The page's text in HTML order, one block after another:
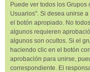
Puede ver todos los
Usuarios". Si desea unirse
el botón apropiado. No
algunos requieren
algunos son ocultos. Si el
haciendo clic en el botón
aprobación para unirse,
correspondiente. El